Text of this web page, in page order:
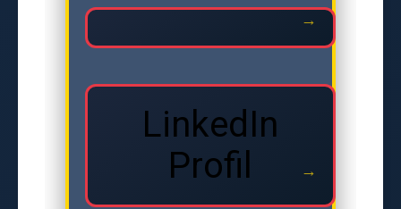
LinkedIn
Profil